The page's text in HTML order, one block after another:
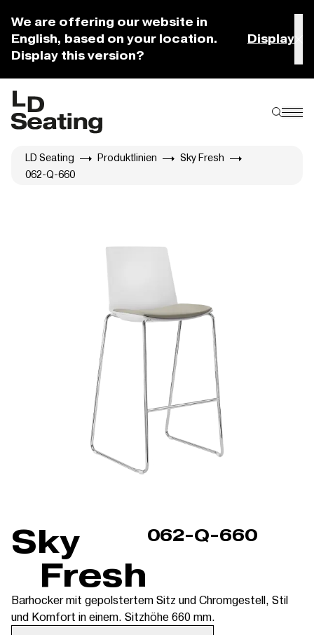
We are offering our website in
English, based on your location.
Display this version?
Display
LD Seating Produktlinien
Sky Fresh
062-Q-660
Sky
Fresh
062-Q-660
Barhocker mit gepolstertem Sitz und Chromgestell, Stil
und Komfort in einem. Sitzhöhe 660 mm.